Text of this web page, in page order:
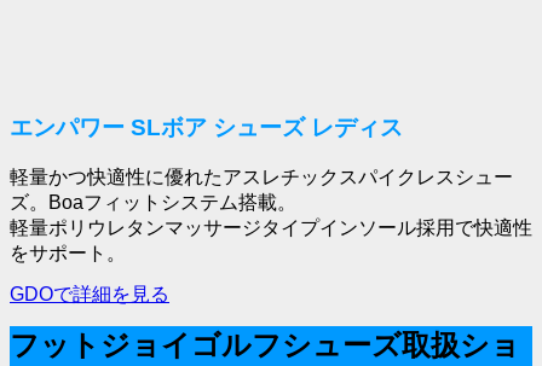
エンパワー SLボア シューズ レディス
軽量かつ快適性に優れたアスレチックスパイクレスシュー
ズ。Boaフィットシステム搭載。
軽量ポリウレタンマッサージタイプインソール採用で快適性
をサポート。
GDOで詳細を見る
フットジョイゴルフシューズ取扱ショ